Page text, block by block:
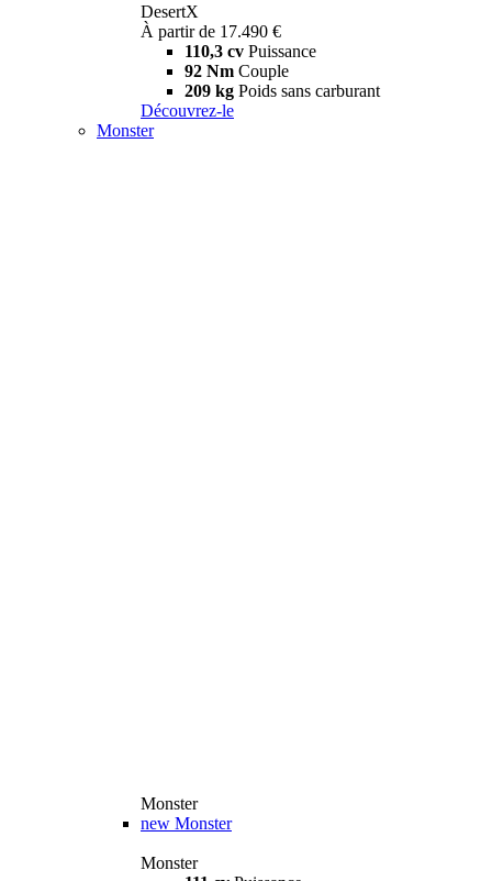
DesertX
À partir de 17.490 €
110,3 cv Puissance
92 Nm Couple
209 kg Poids sans carburant
Découvrez-le
Monster
Monster
new Monster
Monster